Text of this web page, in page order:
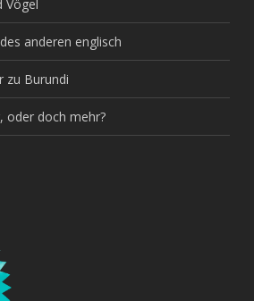
Vögel
anderen englisch
zu Burundi
oder doch mehr?